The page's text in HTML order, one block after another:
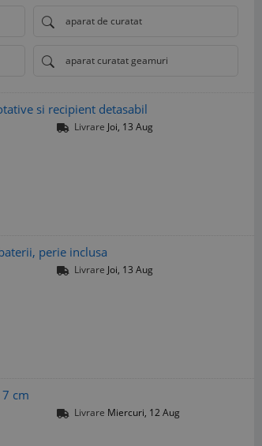
aparat de curatat
aparat curatat geamuri
si recipient detasabil
Livrare Joi, 13 Aug
perie inclusa
Livrare Joi, 13 Aug
cm
Livrare Miercuri, 12 Aug